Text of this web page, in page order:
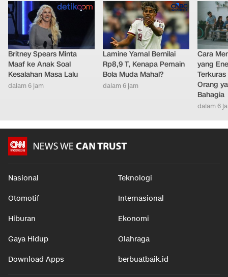
Britney Spears Minta
Maaf ke Anak Soal
Kesalahan Masa Lalu
dalam 6 jam
Lamine Yamal Bernilai
Rp8,9 T, Kenapa Pemain
Bola Muda Mahal?
dalam 6 jam
Cara
yang
Orang
Bahagia
dalam 6
Nasional Teknologi
Otomotif Internasional
Hiburan Ekonomi
Gaya Hidup Olahraga
Download Apps berbuatbaik.id